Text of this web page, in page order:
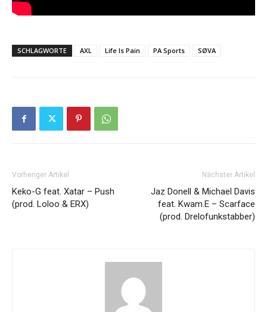
SCHLAGWORTE AXL Life Is Pain PA Sports SØVA
Vorheriger Artikel
Keko-G feat. Xatar – Push
(prod. Loloo & ERX)
Nächster Artikel
Jaz Donell & Michael Davis
feat. Kwam.E – Scarface
(prod. Drelofunkstabber)